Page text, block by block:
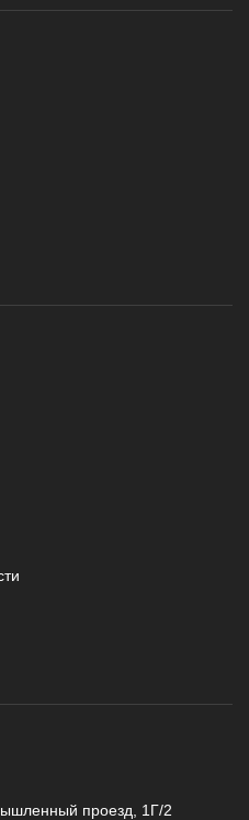
проезд, 1Г/2